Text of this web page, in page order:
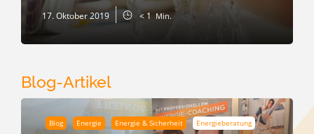
17. Oktober 2019 < 1 Min.
Blog-Artikel
Blog Energie Energie & Sicherheit Energieberatung